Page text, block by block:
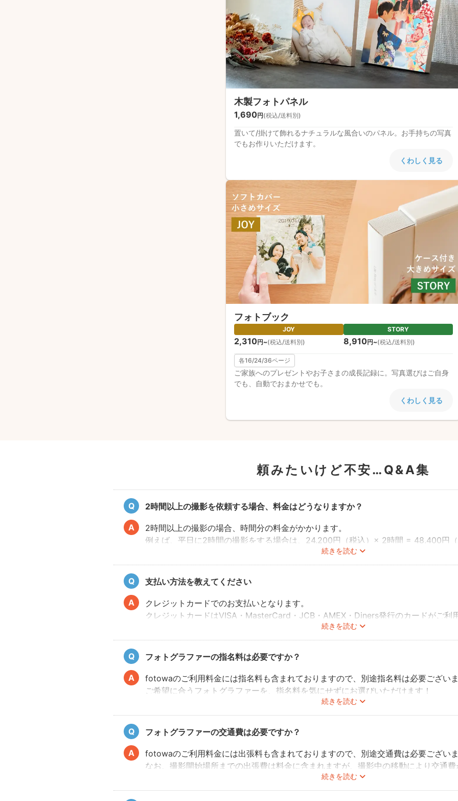
木製フォトパネル
1,690円(税込/送料別)
置いて/掛けて飾れるナチュラルな風合いのパネル。お手持ちの写真
でもお作りいただけます。
くわしく見る
フォトブック
JOY
2,310円~(税込/送料別)
STORY
8,910円~(税込/送料別)
各16/24/36ページ
ご家族へのプレゼントやお子さまの成長記録に。写真選びはご自身
でも、自動でおまかせでも。
くわしく見る
頼みたいけど不安… Q&A集
2時間以上の撮影を依頼する場合、料金はどうなりますか？
続きを読む
2時間以上の撮影の場合、時間分の料金がかかります。
例えば、平日に2時間の撮影をする場合は、24,200円（税込）× 2時間 = 48,400円
撮影をする場合は、29,700円（税込）× 3時間 = 89,100円（税込） となります。
支払い方法を教えてください
続きを読む
クレジットカードでのお支払いとなります。
クレジットカードはVISA・MasterCard・JCB・AMEX・Diners発行のカードがご利
ド、プリペイド、バーチャルカードを含みます）。ただし、一部ご利用できない場合
該当サービス提供者までご確認をお願いいたします。
フォトグラファーの指名料は必要ですか？
続きを読む
fotowaのご利用料金には指名料も含まれておりますので、別途指名料は必要ございま
ご希望に合うフォトグラファーを、指名料を気にせずにお選びいただけます！
フォトグラファーの交通費は必要ですか？
続きを読む
fotowaのご利用料金には出張料も含まれておりますので、別途交通費は必要ございま
なお、撮影開始場所までの出張費は料金に含まれますが、撮影中の移動により交通
客様にご負担いただく形となります。あらかじめご了承ください。